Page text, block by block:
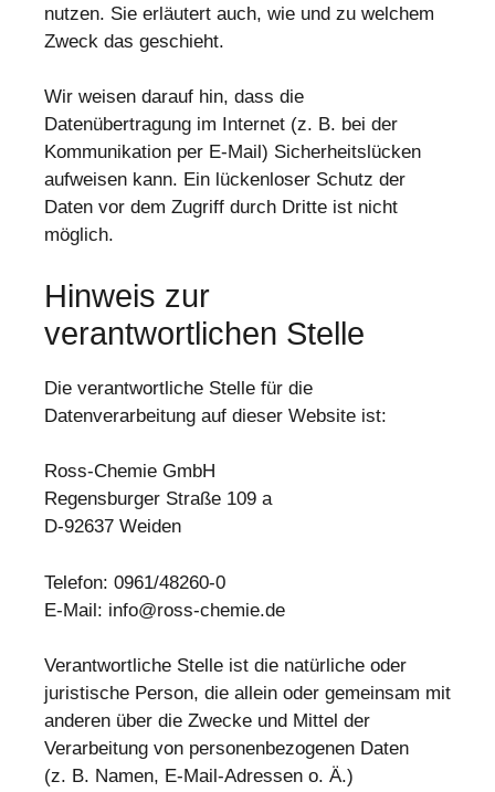
nutzen. Sie erläutert auch, wie und zu welchem
Zweck das geschieht.
Wir weisen darauf hin, dass die
Datenübertragung im Internet (z. B. bei der
Kommunikation per E-Mail) Sicherheitslücken
aufweisen kann. Ein lückenloser Schutz der
Daten vor dem Zugriff durch Dritte ist nicht
möglich.
Hinweis zur
verantwortlichen Stelle
Die verantwortliche Stelle für die
Datenverarbeitung auf dieser Website ist:
Ross-Chemie GmbH
Regensburger Straße 109 a
D-92637 Weiden
Telefon: 0961/48260-0
E-Mail: info@ross-chemie.de
Verantwortliche Stelle ist die natürliche oder
juristische Person, die allein oder gemeinsam mit
anderen über die Zwecke und Mittel der
Verarbeitung von personenbezogenen Daten
(z. B. Namen, E-Mail-Adressen o. Ä.)